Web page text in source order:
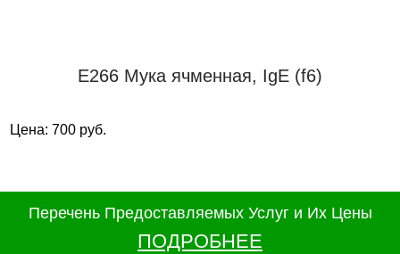
Е266 Мука ячменная, IgE (f6)
Цена: 700 руб.
Перечень Предоставляемых Услуг и Их Цены
ПОДРОБНЕЕ